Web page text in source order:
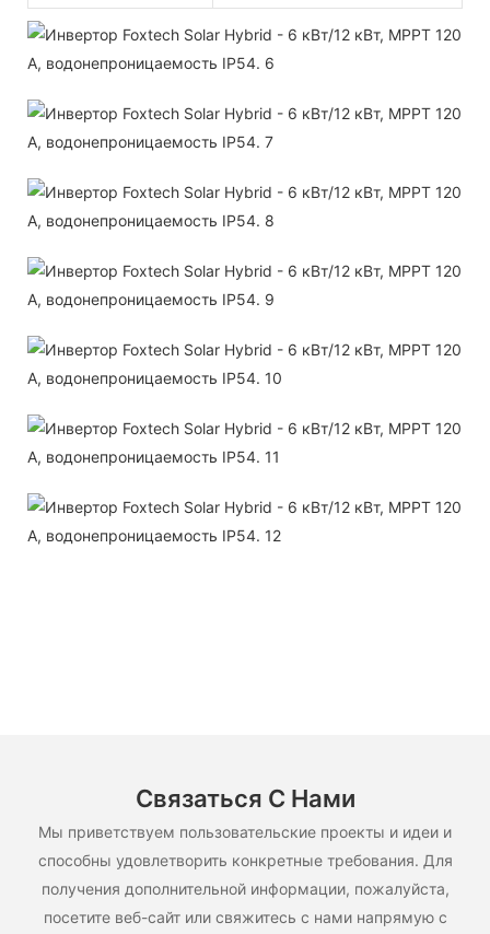
Связаться С Нами
Мы приветствуем пользовательские проекты и идеи и
способны удовлетворить конкретные требования. Для
получения дополнительной информации, пожалуйста,
посетите веб-сайт или свяжитесь с нами напрямую с